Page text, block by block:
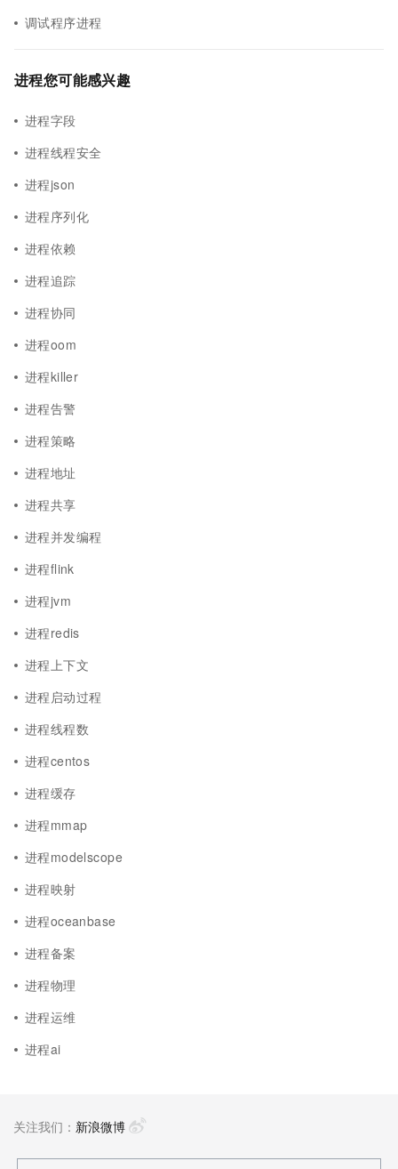
调试程序进程
进程您可能感兴趣
进程字段
进程线程安全
进程json
进程序列化
进程依赖
进程追踪
进程协同
进程oom
进程killer
进程告警
进程策略
进程地址
进程共享
进程并发编程
进程flink
进程jvm
进程redis
进程上下文
进程启动过程
进程线程数
进程centos
进程缓存
进程mmap
进程modelscope
进程映射
进程oceanbase
进程备案
进程物理
进程运维
进程ai
关注我们： 新浪微博